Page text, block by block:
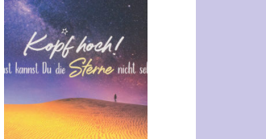
Auf die
Wunschliste